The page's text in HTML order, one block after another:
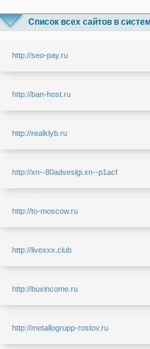
Список всех сайтов в
http://seo-pay.ru
http://ban-host.ru
http://realklyb.ru
http://xn--80adveslgi.xn--p1acf
http://to-moscow.ru
http://livexxx.club
http://buxincome.ru
http://metallogrupp-rostov.ru